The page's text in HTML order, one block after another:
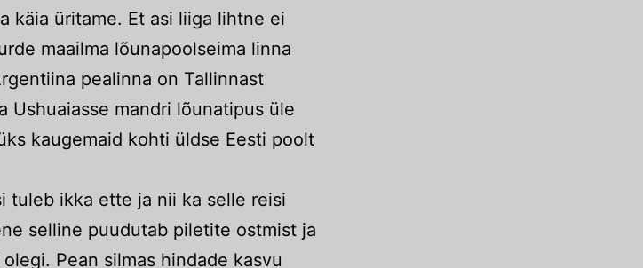
käia üritame. Et asi liiga lihtne ei
maailma lõunapoolseima linna
pealinna on Tallinnast
Ushuaiasse mandri lõunatipus üle
kaugemaid kohti üldse Eesti poolt
tuleb ikka ette ja nii ka selle reisi
selline puudutab piletite ostmist ja
Pean silmas hindade kasvu